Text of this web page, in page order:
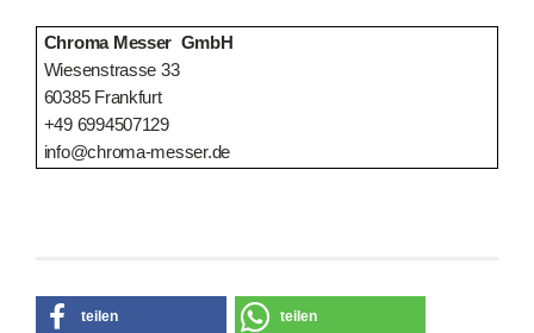
Chroma Messer GmbH
Wiesenstrasse 33
60385 Frankfurt
+49 6994507129
info@chroma-messer.de
teilen teilen